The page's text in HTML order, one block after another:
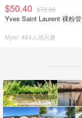
$50.40 $72.00
Yves Saint Laurent 裸粉管
Myer 484人感兴趣